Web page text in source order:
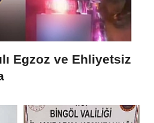
Egzoz ve Ehliyetsiz